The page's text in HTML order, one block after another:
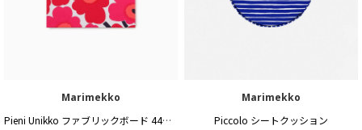
Marimekko
Pieni Unikko ファブリックボード 44×44cm
Marimekko
Piccolo シートクッション